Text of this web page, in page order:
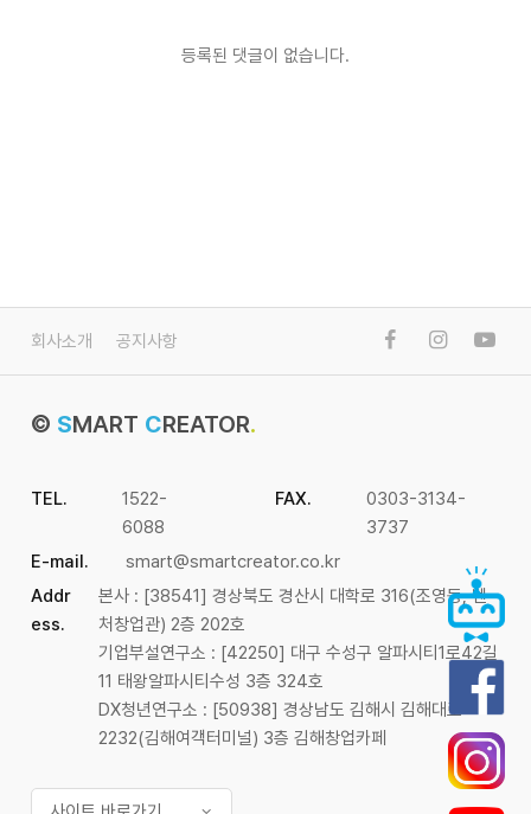
등록된 댓글이 없습니다.
회사소개 공지사항
© SMART CREATOR.
TEL.
1522-
6088
FAX.
0303-3134-
3737
E-mail.
smart@smartcreator.co.kr
Addr
ess.
본사 : [38541] 경상북도 경산시 대학로 316(조영동, 벤
처창업관) 2층 202호
기업부설연구소 : [42250] 대구 수성구 알파시티1로42길
11 태왕알파시티수성 3층 324호
DX청년연구소 : [50938] 경상남도 김해시 김해대로
2232(김해여객터미널) 3층 김해창업카페